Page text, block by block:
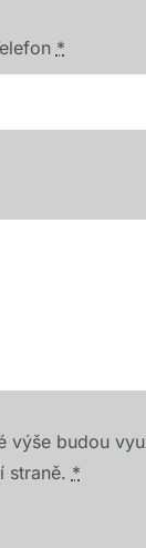
*
výše budou
straně. *